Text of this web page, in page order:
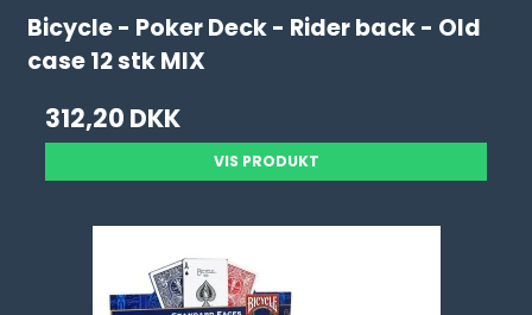
Bicycle - Poker Deck - Rider back - Old
case 12 stk MIX
312,20 DKK
VIS PRODUKT